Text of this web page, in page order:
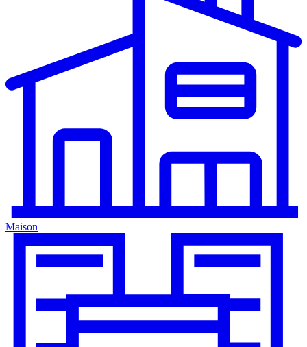
Maison